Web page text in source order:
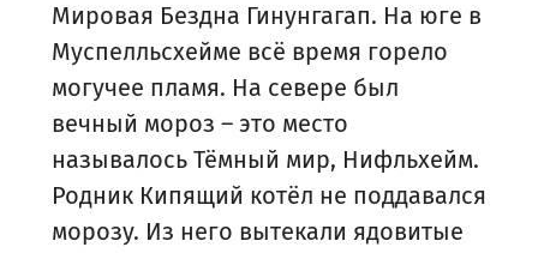
Мировая Бездна Гинунгагап. На юге в
Муспелльсхейме всё время горело
могучее пламя. На севере был
вечный мороз – это место
называлось Тёмный мир, Нифльхейм.
Родник Кипящий котёл не поддавался
морозу. Из него вытекали ядовитые